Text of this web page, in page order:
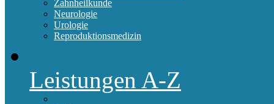
Zahnheilkunde
Neurologie
Urologie
Reproduktionsmedizin
Leistungen A-Z